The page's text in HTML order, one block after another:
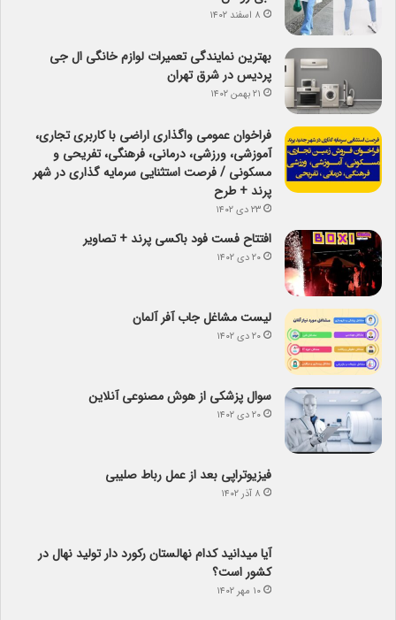
۸ اسفند ۱۴۰۲
بهترین نمایندگی تعمیرات لوازم خانگی ال جی
پردیس در شرق تهران
۲۱ بهمن ۱۴۰۲
فراخوان عمومی واگذاری اراضی با کاربری تجاری،
آموزشی، ورزشی، درمانی، فرهنگی، تفریحی و
مسکونی / فرصت استثنایی سرمایه گذاری در شهر
پرند + طرح
۲۳ دی ۱۴۰۲
افتتاح فست فود باکسی پرند + تصاویر
۲۰ دی ۱۴۰۲
لیست مشاغل جاب آفر آلمان
۲۰ دی ۱۴۰۲
سوال پزشکی از هوش مصنوعی آنلاین
۲۰ دی ۱۴۰۲
فیزیوتراپی بعد از عمل رباط صلیبی
۸ آذر ۱۴۰۲
کشور است؟
۱۰ مهر ۱۴۰۲
معرفی بهترین کرم پودر مخملی